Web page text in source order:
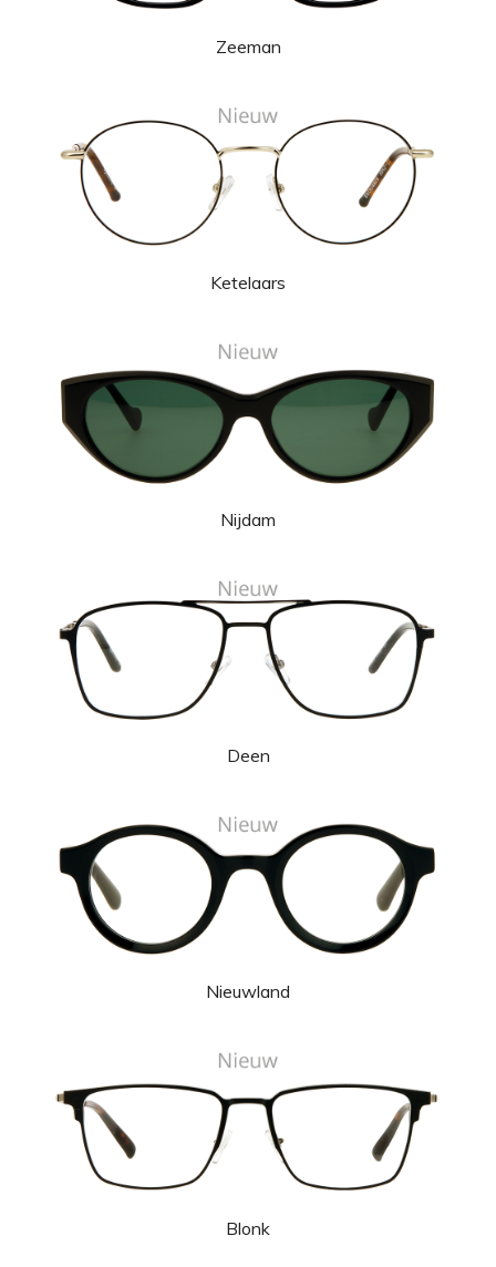
Zeeman
Ketelaars
Nijdam
Deen
Nieuwland
Blonk